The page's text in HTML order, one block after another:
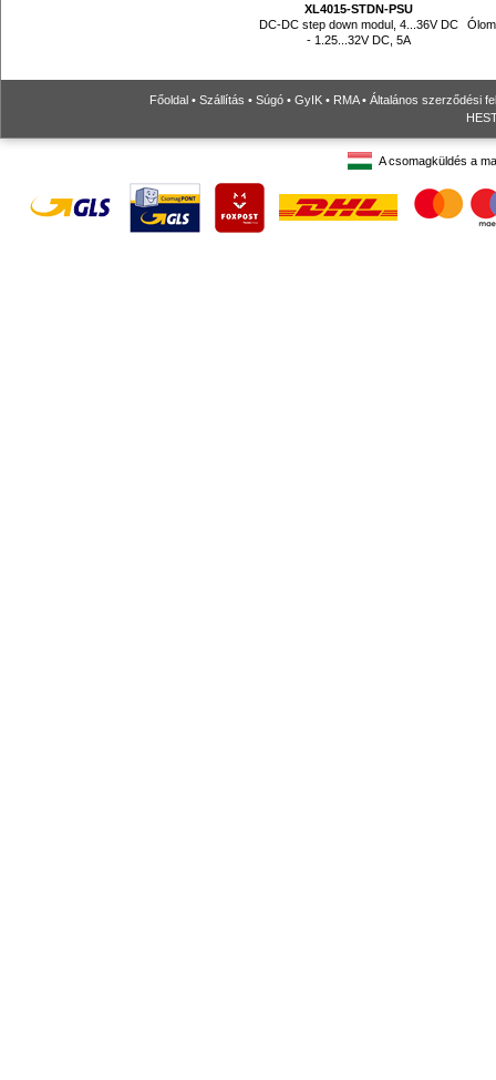
XL4015-STDN-PSU
DC-DC step down modul, 4...36V DC
- 1.25...32V DC, 5A
Főoldal • Szállítás • Súgó • GyIK • RMA• Általános szerződési
A csomagküldés a